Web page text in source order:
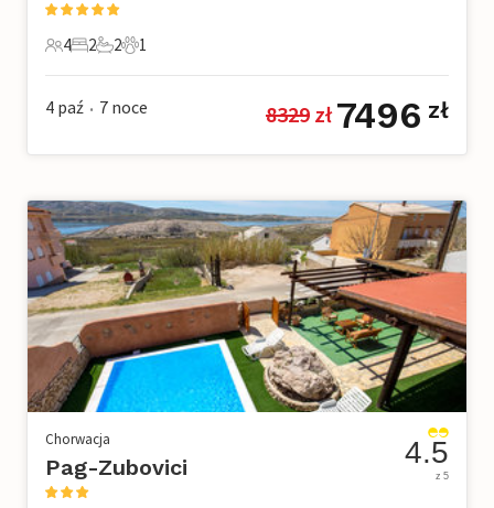
4 Goście
4
2 Sypialnie
2
2 Łazienki
2
1 Zwierzę domowe
1
4 paź • 7 noce 8329 zł 7496 zł
Chorwacja
Pag-Zubovici 4.5
z 5